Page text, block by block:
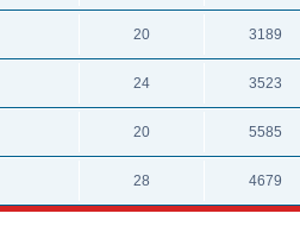
20 3189
24 3523
20 5585
28 4679